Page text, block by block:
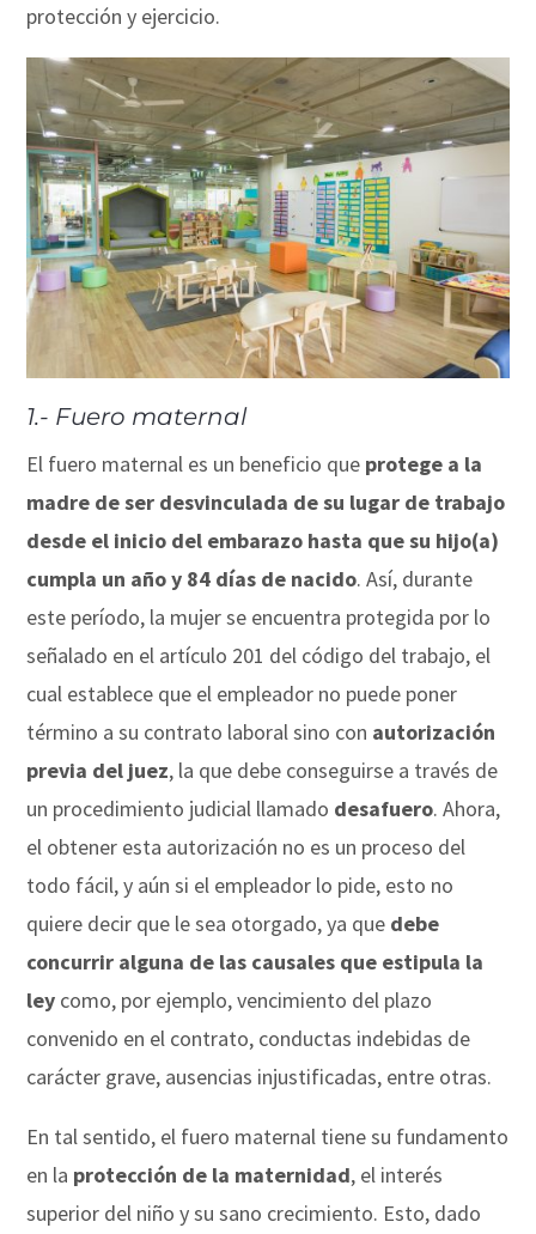
protección y ejercicio.
1.- Fuero maternal
El fuero maternal es un beneficio que protege a la
madre de ser desvinculada de su lugar de trabajo
desde el inicio del embarazo hasta que su hijo(a)
cumpla un año y 84 días de nacido. Así, durante
este período, la mujer se encuentra protegida por lo
señalado en el artículo 201 del código del trabajo, el
cual establece que el empleador no puede poner
término a su contrato laboral sino con autorización
previa del juez, la que debe conseguirse a través de
un procedimiento judicial llamado desafuero. Ahora,
el obtener esta autorización no es un proceso del
todo fácil, y aún si el empleador lo pide, esto no
quiere decir que le sea otorgado, ya que debe
concurrir alguna de las causales que estipula la
ley como, por ejemplo, vencimiento del plazo
convenido en el contrato, conductas indebidas de
carácter grave, ausencias injustificadas, entre otras.
En tal sentido, el fuero maternal tiene su fundamento
en la protección de la maternidad, el interés
superior del niño y su sano crecimiento. Esto, dado